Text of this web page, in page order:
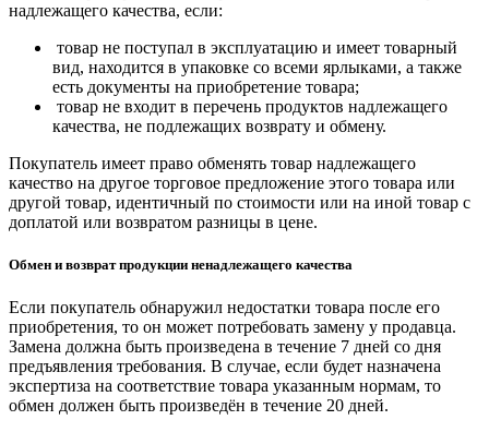
надлежащего качества, если:
товар не поступал в эксплуатацию и имеет товарный
вид, находится в упаковке со всеми ярлыками, а также
есть документы на приобретение товара;
товар не входит в перечень продуктов надлежащего
качества, не подлежащих возврату и обмену.
Покупатель имеет право обменять товар надлежащего
качество на другое торговое предложение этого товара или
другой товар, идентичный по стоимости или на иной товар с
доплатой или возвратом разницы в цене.
Обмен и возврат продукции ненадлежащего качества
Если покупатель обнаружил недостатки товара после его
приобретения, то он может потребовать замену у продавца.
Замена должна быть произведена в течение 7 дней со дня
предъявления требования. В случае, если будет назначена
экспертиза на соответствие товара указанным нормам, то
обмен должен быть произведён в течение 20 дней.